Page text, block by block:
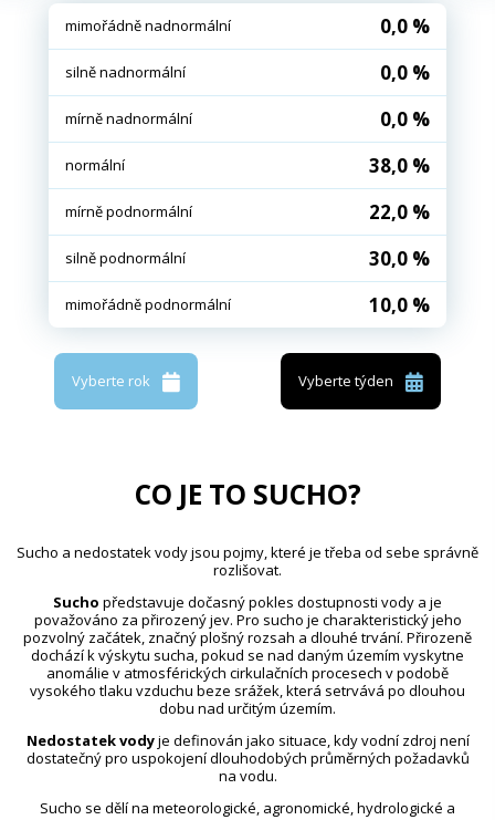
mimořádně nadnormální 0,0 %
silně nadnormální 0,0 %
mírně nadnormální 0,0 %
normální 38,0 %
mírně podnormální 22,0 %
silně podnormální 30,0 %
mimořádně podnormální 10,0 %
Vyberte rok Vyberte týden
CO JE TO SUCHO?
Sucho a nedostatek vody jsou pojmy, které je třeba od sebe správně
rozlišovat.
Sucho představuje dočasný pokles dostupnosti vody a je
považováno za přirozený jev. Pro sucho je charakteristický jeho
pozvolný začátek, značný plošný rozsah a dlouhé trvání. Přirozeně
dochází k výskytu sucha, pokud se nad daným územím vyskytne
anomálie v atmosférických cirkulačních procesech v podobě
vysokého tlaku vzduchu beze srážek, která setrvává po dlouhou
dobu nad určitým územím.
Nedostatek vodyje definován jako situace, kdy vodní zdroj není
dostatečný pro uspokojení dlouhodobých průměrných požadavků
na vodu.
Sucho se dělí na meteorologické, agronomické, hydrologické a